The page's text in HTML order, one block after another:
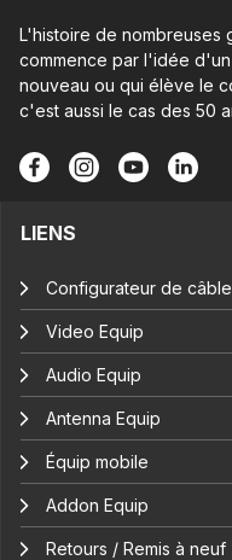
L'histoire de nombreuses
commence par l'idée
nouveau ou qui élève le
c'est aussi le cas des 50
LIENS
Configurateur de
Video Equip
Audio Equip
Antenna Equip
Équip mobile
Addon Equip
Retours / Remis à neuf